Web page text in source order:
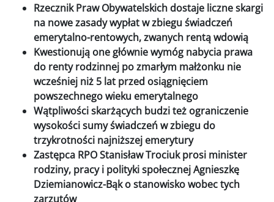
Rzecznik Praw Obywatelskich dostaje liczne skargi
na nowe zasady wypłat w zbiegu świadczeń
emerytalno-rentowych, zwanych rentą wdowią
Kwestionują one głównie wymóg nabycia prawa
do renty rodzinnej po zmarłym małżonku nie
wcześniej niż 5 lat przed osiągnięciem
powszechnego wieku emerytalnego
Wątpliwości skarżących budzi też ograniczenie
wysokości sumy świadczeń w zbiegu do
trzykrotności najniższej emerytury
Zastępca RPO Stanisław Trociuk prosi minister
rodziny, pracy i polityki społecznej Agnieszkę
Dziemianowicz-Bąk o stanowisko wobec tych
zarzutów